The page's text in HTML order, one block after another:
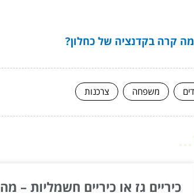
משפחה צרכנות
כיריים גז או כיריים חשמליות – מה